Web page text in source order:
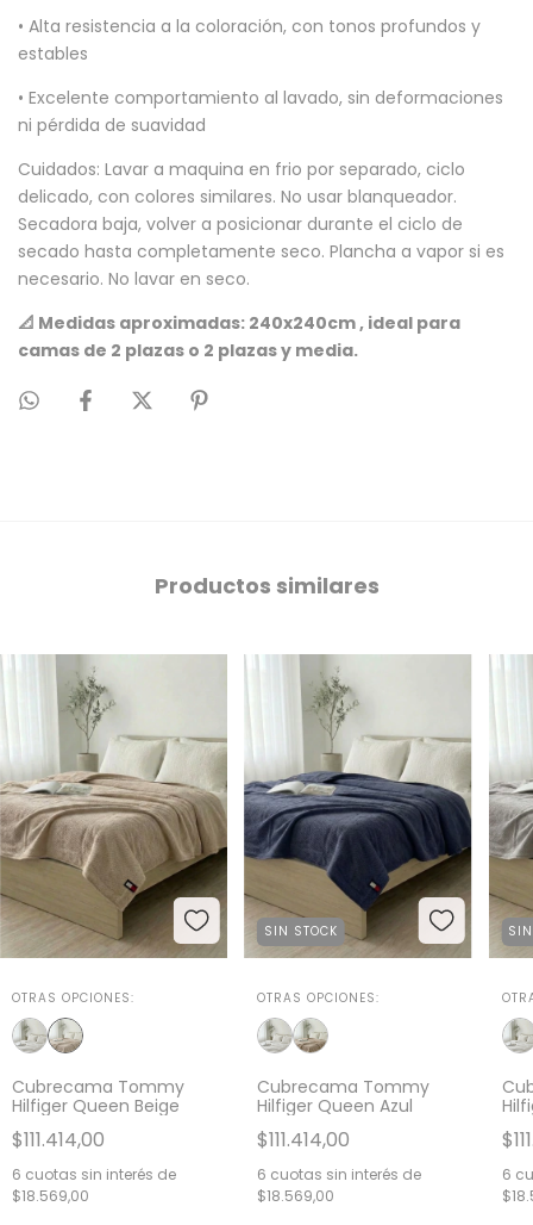
• Alta resistencia a la coloración, con tonos profundos y
estables
• Excelente comportamiento al lavado, sin deformaciones
ni pérdida de suavidad
Cuidados: Lavar a maquina en frio por separado, ciclo
delicado, con colores similares. No usar blanqueador.
Secadora baja, volver a posicionar durante el ciclo de
secado hasta completamente seco. Plancha a vapor si es
necesario. No lavar en seco.
📐 Medidas aproximadas: 240x240cm , ideal para
camas de 2 plazas o 2 plazas y media.
Productos similares
OTRAS OPCIONES:
Cubrecama Tommy
Hilfiger Queen Beige
$111.414,00
6 cuotas sin interés de
$18.569,00
SIN STOCK
OTRAS OPCIONES:
Cubrecama Tommy
Hilfiger Queen Azul
$111.414,00
6 cuotas sin interés de
$18.569,00
6